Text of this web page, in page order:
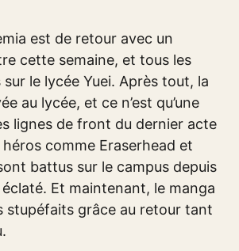
est de retour avec un
cette semaine, et tous les
le lycée Yuei. Après tout, la
au lycée, et ce n’est qu’une
lignes de front du dernier acte
comme Eraserhead et
battus sur le campus depuis
Et maintenant, le manga
stupéfaits grâce au retour tant